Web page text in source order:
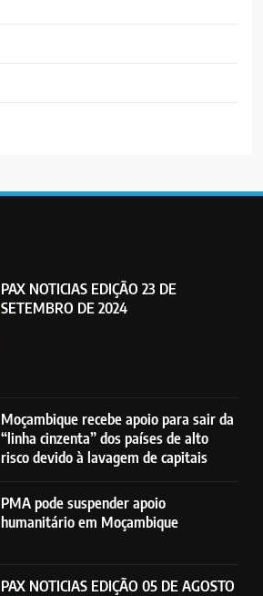
PAX NOTICIAS EDIÇÃO 23 DE
SETEMBRO DE 2024
Moçambique recebe apoio para sair da
“linha cinzenta” dos países de alto
risco devido à lavagem de capitais
PMA pode suspender apoio
humanitário em Moçambique
PAX NOTICIAS EDIÇÃO 05 DE AGOSTO